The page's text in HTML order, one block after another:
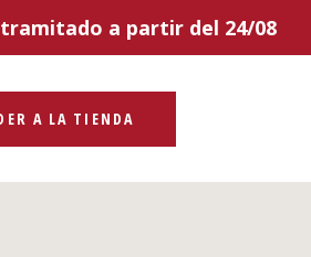
a partir del 24/08
A LA TIENDA